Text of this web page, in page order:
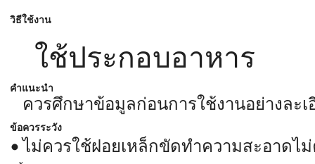
วิธีใช้งาน
ใช้ประกอบอาหาร
คำแนะนำ
ควรศึกษาข้อมูลก่อนการใช้งานอย่างละ
ข้อควรระวัง
ไม่ควรใช้ฝอยเหล็กขัดทำความสะอาดไ